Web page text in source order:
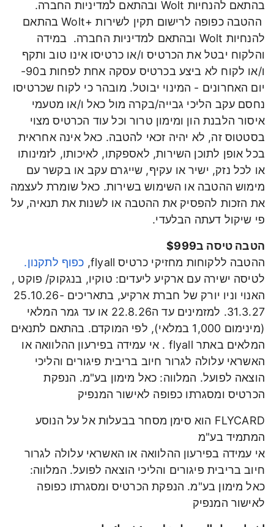
בהתאם להנחיות Wolt ובהתאם למדיניות החברה.
ההטבה כפופה לרישום תקין לשירות +Wolt בהתאם
להנחיות Wolt ובהתאם למדיניות החברה. במידה
והלקוח יבטל את הכרטיס ו/או כרטיסו אינו טוב ותקף
ו/או לקוח לא ביצע בכרטיס עסקה אחת לפחות ב90-
יום האחרונים - המינוי יבוטל. מובהר כי לקוח שכרטיסו
נחסם עקב הליכי גבייה/בקרה מול כאל ו/או מטעמי
איסור הלבנת הון ומימון טרור וכל עוד הכרטיס מצוי
בסטטוס זה, לא יהיה זכאי להטבה. כאל אינה אחראית
בכל אופן לתוכן השירות, לאספקתו, לאיכותו, לזמינותו
או לכל נזק, ישיר או עקיף, שייגרם עקב או בקשר עם
מימוש ההטבה או השימוש בשירות. כאל שומרת לעצמה
את הזכות להפסיק את ההטבה או לשנות את תנאיה, על
פי שיקול דעתה הבלעדי.
הטבה טיסה ב$999
ההטבה ללקוחות מחזיקי כרטיס flyall,
כפוף לתקנון.
לטיסה ישירה עם ארקיע ליעדים: טוקיו, בנגקוק/ פוקט ,
האנוי וניו יורק של חברת ארקיע, בתאריכים 25.10.26-
31.3.27. למזמינים עד ה22.8.26 או עד גמר המלאי
(מינימום 1,000 במלאי), לפי המוקדם. בהתאם לתנאים
המלאים באתר flyall . אי עמידה בפירעון ההלוואה או
האשראי עלולה לגרור חיוב בריבית פיגורים והליכי
הוצאה לפועל. המלווה: כאל מימון בע"מ. הנפקת
הכרטיס ומסגרתו כפופה לאישור המנפיק
FLYCARD הוא סימן מסחר בבעלות אל על הנוסע
המתמיד בע"מ
אי עמידה בפירעון ההלוואה או האשראי עלולה לגרור
חיוב בריבית פיגורים והליכי הוצאה לפועל. המלווה:
כאל מימון בע"מ. הנפקת הכרטיס ומסגרתו כפופה
לאישור המנפיק